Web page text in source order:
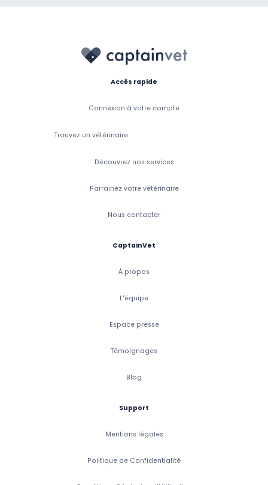
Accès rapide
Connexion à votre compte
Trouvez un vétérinaire
Découvrez nos services
Parrainez votre vétérinaire
Nous contacter
CaptainVet
À propos
L'équipe
Espace presse
Témoignages
Blog
Support
Mentions légales
Politique de Confidentialité